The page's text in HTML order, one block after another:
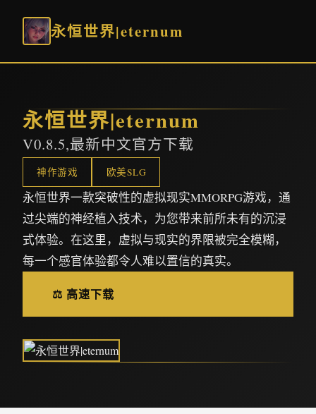
永恒世界|eternum
永恒世界|eternum
V0.8.5,最新中文官方下载
神作游戏 欧美SLG
永恒世界一款突破性的虚拟现实MMORPG游戏，通
过尖端的神经植入技术，为您带来前所未有的沉浸
式体验。在这里，虚拟与现实的界限被完全模糊，
每一个感官体验都令人难以置信的真实。
⚖️ 高速下载